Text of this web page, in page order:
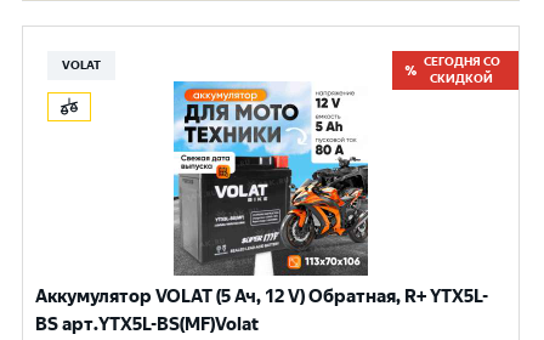
VOLAT
СЕГОДНЯ СО
СКИДКОЙ
Аккумулятор VOLAT (5 Ач, 12 V) Обратная, R+ YTX5L-
BS арт.YTX5L-BS(MF)Volat